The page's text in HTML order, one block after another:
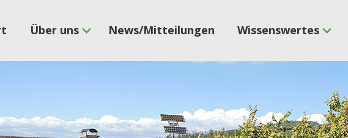
Über uns News/Mitteilungen Wissenswertes